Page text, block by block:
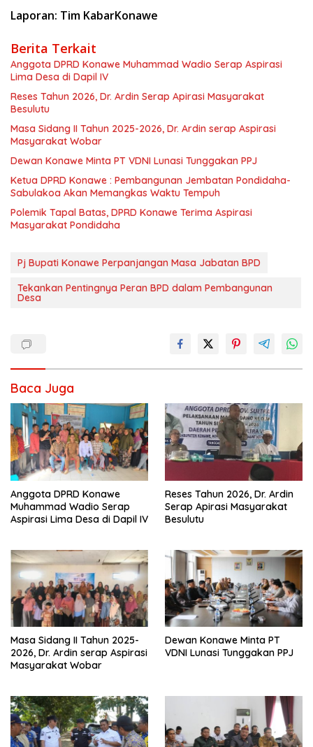
Laporan: Tim KabarKonawe
Berita Terkait
Anggota DPRD Konawe Muhammad Wadio Serap Aspirasi
Lima Desa di Dapil IV
Reses Tahun 2026, Dr. Ardin Serap Apirasi Masyarakat
Besulutu
Masa Sidang II Tahun 2025-2026, Dr. Ardin serap Aspirasi
Masyarakat Wobar
Dewan Konawe Minta PT VDNI Lunasi Tunggakan PPJ
Ketua DPRD Konawe : Pembangunan Jembatan Pondidaha-
Sabulakoa Akan Memangkas Waktu Tempuh
Polemik Tapal Batas, DPRD Konawe Terima Aspirasi
Masyarakat Pondidaha
Pj Bupati Konawe Perpanjangan Masa Jabatan BPD
Tekankan Pentingnya Peran BPD dalam Pembangunan
Desa
Baca Juga
Anggota DPRD Konawe
Muhammad Wadio Serap
Aspirasi Lima Desa di Dapil IV
Reses Tahun 2026, Dr. Ardin
Serap Apirasi Masyarakat
Besulutu
Masa Sidang II Tahun 2025-
2026, Dr. Ardin serap Aspirasi
Masyarakat Wobar
Dewan Konawe Minta PT
VDNI Lunasi Tunggakan PPJ